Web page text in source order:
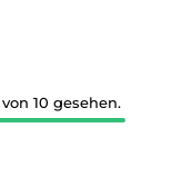
10 gesehen.